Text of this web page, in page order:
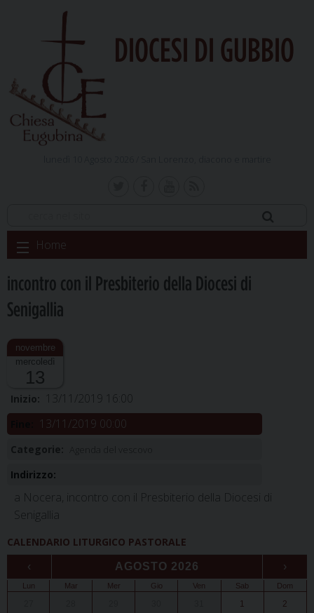
DIOCESI DI GUBBIO
Skip
to
Home
incontro con il Presbiterio della Diocesi di
Senigallia
mercoledì
13
Inizio: 13/11/2019 16:00
13/11/2019 00:00
Categorie:
Indirizzo:
a Nocera, incontro con il Presbiterio della Diocesi di
Senigallia
CALENDARIO LITURGICO PASTORALE
‹ AGOSTO 2026 ›
Lun Mar Mer Gio Ven Sab Dom
1 2